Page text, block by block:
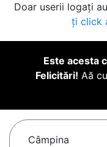
Doar userii logați
ți click
Este acesta
Felicitări! Aă
Câmpina